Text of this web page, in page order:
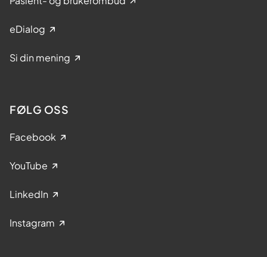
eDialog
Si din mening
FØLG OSS
Facebook
YouTube
LinkedIn
Instagram